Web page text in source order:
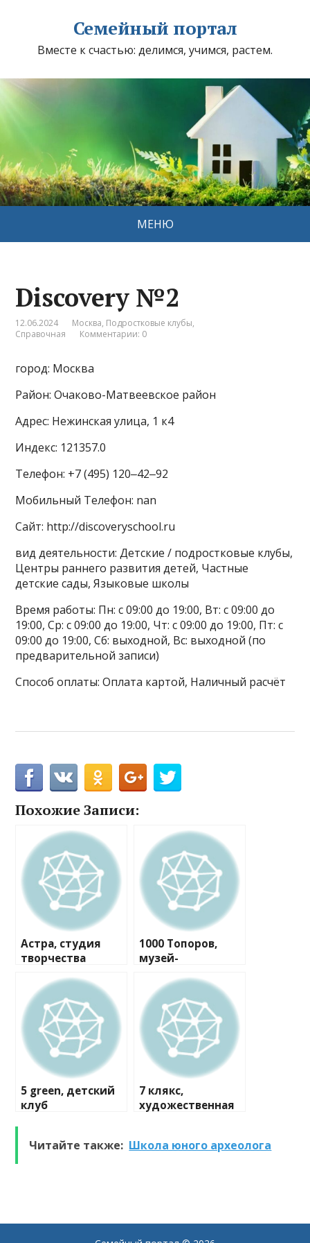
Семейный портал
Вместе к счастью: делимся, учимся, растем.
МЕНЮ
Discovery №2
12.06.2024 Москва, Подростковые клубы,
Справочная
Комментарии: 0
город: Москва
Район: Очаково-Матвеевское район
Адрес: Нежинская улица, 1 к4
Индекс: 121357.0
Телефон: +7 (495) 120‒42‒92
Мобильный Телефон: nan
Сайт: http://discoveryschool.ru
вид деятельности: Детские / подростковые клубы,
Центры раннего развития детей, Частные
детские сады, Языковые школы
Время работы: Пн: с 09:00 до 19:00, Вт: с 09:00 до
19:00, Ср: с 09:00 до 19:00, Чт: с 09:00 до 19:00, Пт: с
09:00 до 19:00, Сб: выходной, Вс: выходной (по
предварительной записи)
Способ оплаты: Оплата картой, Наличный расчёт
Похожие Записи:
Астра, студия
творчества
1000 Топоров,
музей-
5 green, детский
клуб
7 клякс,
художественная
Читайте также: Школа юного археолога